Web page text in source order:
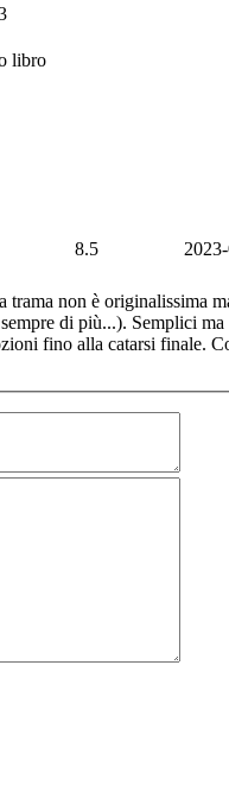
libro
8.5
non è originalissima
di più...). Semplici
fino alla catarsi finale.